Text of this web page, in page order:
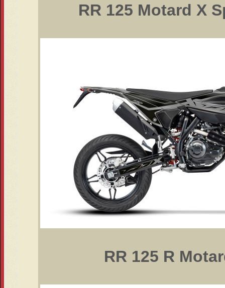
RR 125 Motard X
RR 125 R